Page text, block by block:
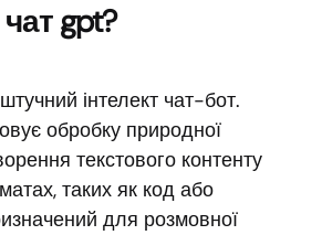
gpt?
інтелект чат-бот.
обробку природної
текстового контенту
таких як код або
для розмовної